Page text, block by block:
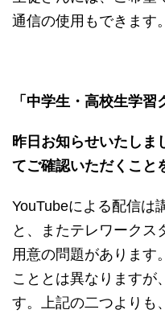
通信の使用もできます。
「中学生・高校生学習
昨日お知らせいたしま
てご確認いただくこと
YouTubeによる配信は
と、またテレワークス
用意の問題があります
こととは異なりますが
す。上記の二つよりも